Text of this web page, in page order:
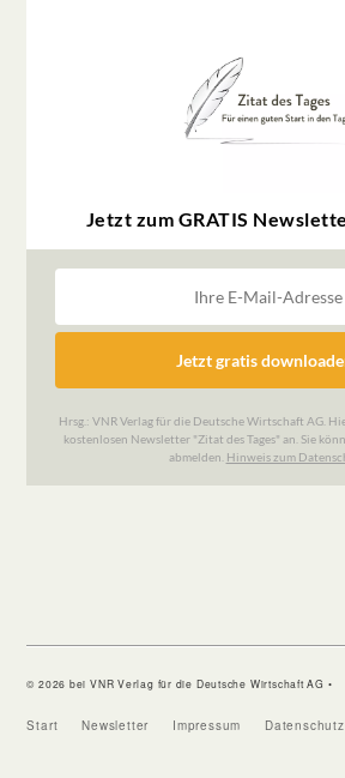
© 2026 bei VNR Verlag für die Deutsche Wirtschaft AG •
Start Newsletter Impressum Datenschutz